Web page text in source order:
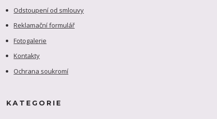
Odstoupení od smlouvy
Reklamační formulář
Fotogalerie
Kontakty
Ochrana soukromí
KATEGORIE